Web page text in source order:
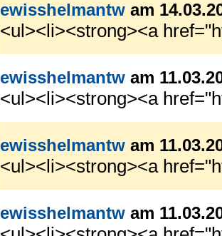
ewisshelmantw am
<ul><li><strong><a
ewisshelmantw am
<ul><li><strong><a
ewisshelmantw am
<ul><li><strong><a
ewisshelmantw am